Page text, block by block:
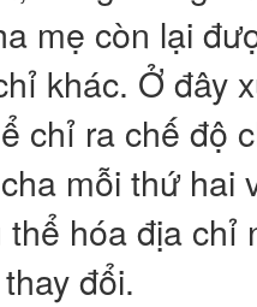
mẹ còn lại
khác. Ở đây
chỉ ra chế độ
mỗi thứ hai
hóa địa chỉ
đổi.